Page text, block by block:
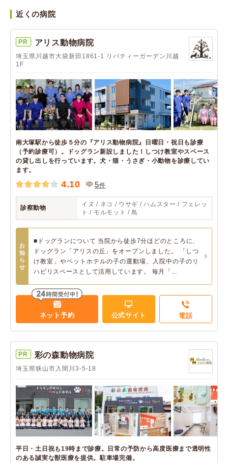
近くの病院
PR アリス動物病院
埼玉県川越市大袋新田1861-1 リバティーガーデン川越
1F
南大塚駅から徒歩５分の『アリス動物病院』日曜日・祝日も診療
（予約診療可）。ドッグラン新設しました！しつけ教室やスペース
の貸し出しを行っています。犬・猫・うさぎ・小動物を診療してい
ます。
4.10 5件
診察動物
イヌ / ネコ / ウサギ / ハムスター / フェレッ
ト / モルモット / 鳥
お
知
ら
せ
■ドッグランについて 当院から徒歩7分ほどのところに、
ドッグラン「アリスの丘」をオープンしました。 「しつ
け教室」やペットホテルの子の運動場、入院中の子のリ
ハビリスペースとして活用しています。 毎月「...
ネット予約 公式サイト 電話
PR 彩の森動物病院
埼玉県狭山市入間川3-5-18
平日・土日祝も19時まで診療。日常の予防から高度医療まで透明性
のある誠実な獣医療を提供。駐車場完備。